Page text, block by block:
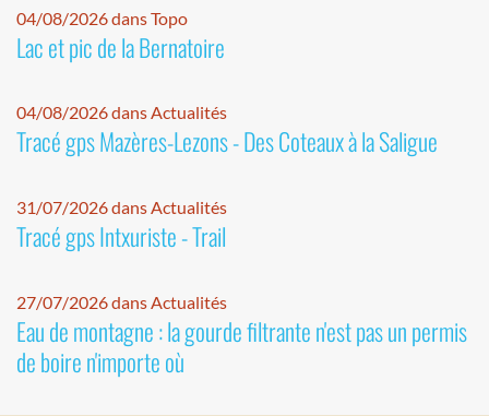
04/08/2026 dans Topo
Lac et pic de la Bernatoire
04/08/2026 dans Actualités
Tracé gps Mazères-Lezons - Des Coteaux à la Saligue
31/07/2026 dans Actualités
Tracé gps Intxuriste - Trail
27/07/2026 dans Actualités
Eau de montagne : la gourde filtrante n'est pas un permis
de boire n'importe où